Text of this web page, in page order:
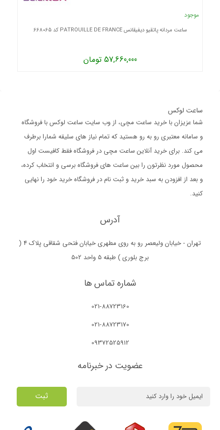
موجود
ساعت مردانه پاتقیو دیفیقانس PATROUILLE DE FRANCE کد 668065
57,660,000 تومان
ساعت لوکس
شما عزیزان با خرید ساعت مچی، از وب سایت ساعت لوکس با فروشگاه
و سامانه معتبری رو به رو هستید که تمام نیاز های سلیقه شمارا برطرف
می کند. برای خرید آنلاین ساعت مچی در فروشگاه فقط کافیست اول
محصول مورد نظرتون را بین ساعت های فروشگاه برسی و انتخاب کرده،
و بعد از افزودن به سبد خرید و ثبت نام در فروشگاه خرید خود را نهایی
کنید.
آدرس
تهران - خیابان ولیعصر رو به روی مطهری خیابان فتحی شقاقی پلاک 4 (
برج بلوری ) طبقه 5 واحد 502
شماره تماس ها
021-88723160
021-88723170
09372525912
عضویت در خبرنامه
ثبت